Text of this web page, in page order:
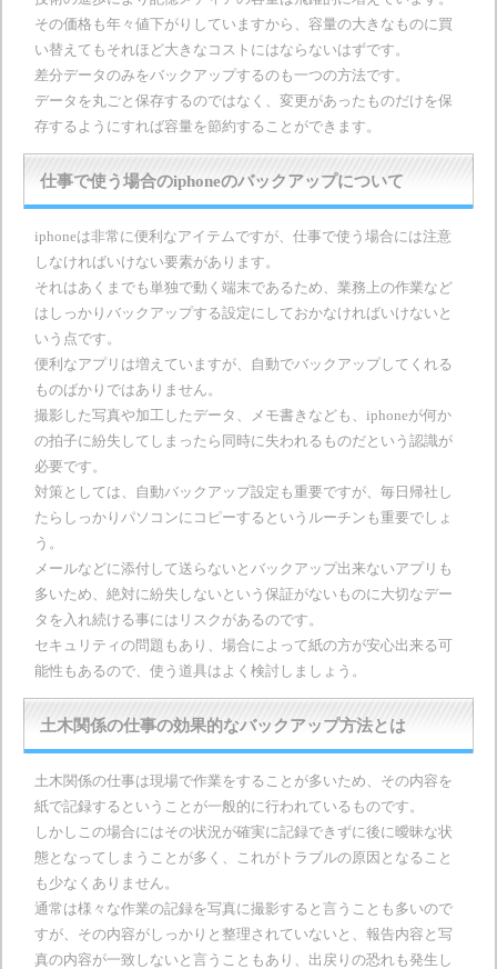
その価格も年々値下がりしていますから、容量の大きなものに買
い替えてもそれほど大きなコストにはならないはずです。
差分データのみをバックアップするのも一つの方法です。
データを丸ごと保存するのではなく、変更があったものだけを保
存するようにすれば容量を節約することができます。
仕事で使う場合のiphoneのバックアップについて
iphoneは非常に便利なアイテムですが、仕事で使う場合には注意
しなければいけない要素があります。
それはあくまでも単独で動く端末であるため、業務上の作業など
はしっかりバックアップする設定にしておかなければいけないと
いう点です。
便利なアプリは増えていますが、自動でバックアップしてくれる
ものばかりではありません。
撮影した写真や加工したデータ、メモ書きなども、iphoneが何か
の拍子に紛失してしまったら同時に失われるものだという認識が
必要です。
対策としては、自動バックアップ設定も重要ですが、毎日帰社し
たらしっかりパソコンにコピーするというルーチンも重要でしょ
う。
メールなどに添付して送らないとバックアップ出来ないアプリも
多いため、絶対に紛失しないという保証がないものに大切なデー
タを入れ続ける事にはリスクがあるのです。
セキュリティの問題もあり、場合によって紙の方が安心出来る可
能性もあるので、使う道具はよく検討しましょう。
土木関係の仕事の効果的なバックアップ方法とは
土木関係の仕事は現場で作業をすることが多いため、その内容を
紙で記録するということが一般的に行われているものです。
しかしこの場合にはその状況が確実に記録できずに後に曖昧な状
態となってしまうことが多く、これがトラブルの原因となること
も少なくありません。
通常は様々な作業の記録を写真に撮影すると言うことも多いので
すが、その内容がしっかりと整理されていないと、報告内容と写
真の内容が一致しないと言うこともあり、出戻りの恐れも発生し